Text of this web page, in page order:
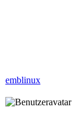
emblinux